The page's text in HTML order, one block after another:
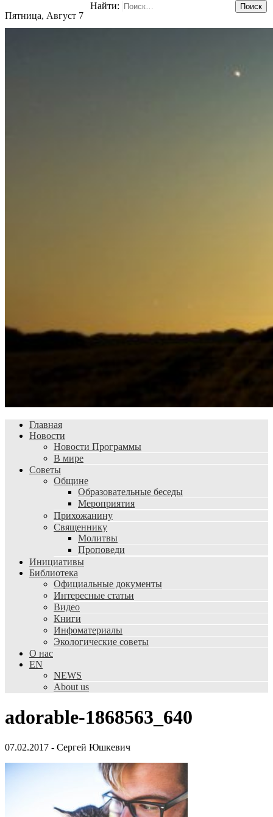
Пятница, Август 7
Найти:
Главная
Новости
Новости Программы
В мире
Советы
Общине
Образовательные беседы
Мероприятия
Прихожанину
Священнику
Молитвы
Проповеди
Инициативы
Библиотека
Официальные документы
Интересные статьи
Видео
Книги
Инфоматериалы
Экологические советы
О нас
EN
NEWS
About us
adorable-1868563_640
07.02.2017 - Сергей Юшкевич